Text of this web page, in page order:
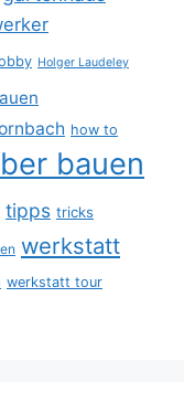
Holger Laudeley
how to
bauen
tipps tricks
werkstatt
werkstatt tour